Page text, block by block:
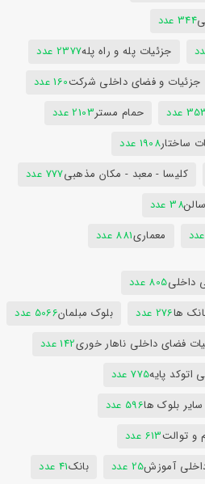
344 عدد
جزئیات پله و راه پله2377 عدد
جزئیات و فضای داخلی شرکت160 عدد
عدد حمام مستر2103 عدد
ساختار1908 عدد
کلیسا - معبد - مکان مذهبی777 عدد
سالن38 عدد
معماری881 عدد
داخلی805 عدد
ها276 عدد بلوک مبلمان5066 عدد
فضای داخلی ناهار خوری142 عدد
اتوکد پایه775 عدد
سایر بلوک ها596 عدد
و توالت613 عدد
آموزش25 عدد بانک41 عدد